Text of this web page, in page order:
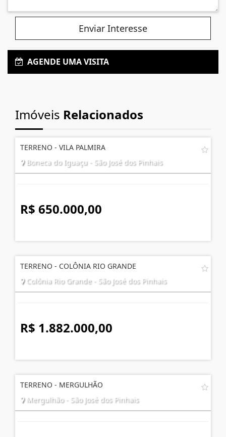
Enviar Interesse
AGENDE UMA VISITA
Imóveis Relacionados
TERRENO - VILA PALMIRA
Boneca do Iguaçu - São José dos Pinhais
R$ 650.000,00
TERRENO - COLÔNIA RIO GRANDE
Colônia Rio Grande - São José dos Pinhais
R$ 1.882.000,00
TERRENO - MERGULHÃO
Mergulhão - São José dos Pinhais